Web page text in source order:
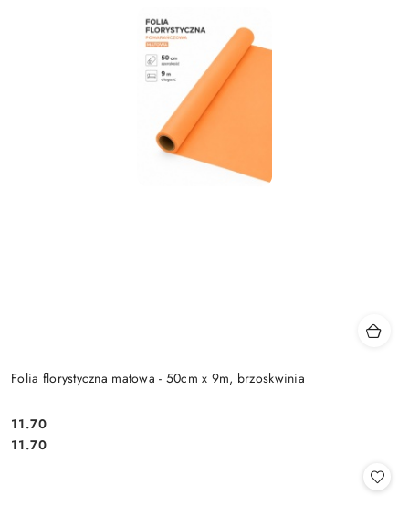
Folia florystyczna matowa - 50cm x 9m, brzoskwinia
Cena:
11.70
Cena:
11.70